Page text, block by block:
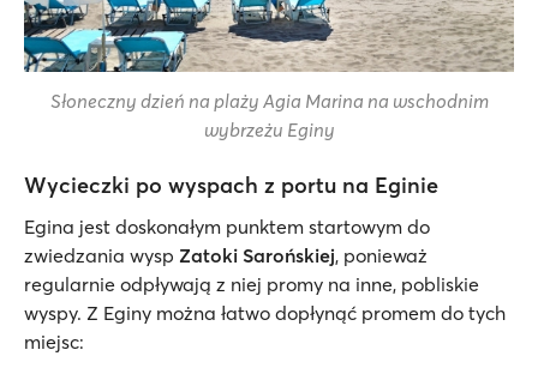
Słoneczny dzień na plaży Agia Marina na wschodnim
wybrzeżu Eginy
Wycieczki po wyspach z portu na Eginie
Egina jest doskonałym punktem startowym do
zwiedzania wysp Zatoki Sarońskiej, ponieważ
regularnie odpływają z niej promy na inne, pobliskie
wyspy. Z Eginy można łatwo dopłynąć promem do tych
miejsc: